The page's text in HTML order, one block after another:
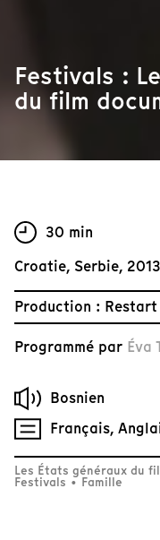
Festivals :
du film
30 min
Croatie, Serbie, 2013
Production : Restart
Programmé par Éva
Bosnien
Français,
Les États généraux du
Festivals •Famille